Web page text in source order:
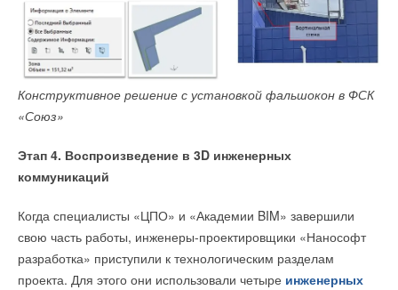
Конструктивное решение с установкой фальшокон в ФСК
«Союз»
Этап 4. Воспроизведение в 3D инженерных
коммуникаций
Когда специалисты «ЦПО» и «Академии BIM» завершили
свою часть работы, инженеры-проектировщики «Нанософт
разработка» приступили к технологическим разделам
проекта. Для этого они использовали четыре инженерных